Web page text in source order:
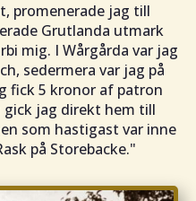
promenerade jag till
Grutlanda utmark
mig. I Wårgårda var jag
sedermera var jag på
fick 5 kronor af patron
jag direkt hem till
som hastigast var inne
på Storebacke."